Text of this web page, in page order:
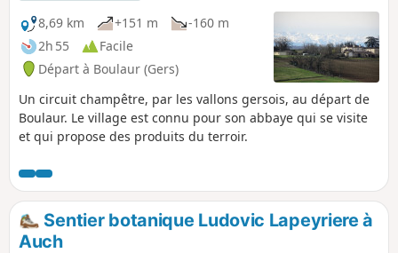
8,69 km
+151 m
-160 m
2h 55
Facile
Départ à Boulaur (Gers)
Un circuit champêtre, par les vallons gersois, au départ de
Boulaur. Le village est connu pour son abbaye qui se visite
et qui propose des produits du terroir.
Sentier botanique Ludovic Lapeyriere à
Auch